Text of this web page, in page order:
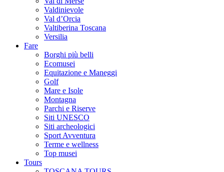
Valdinievole
Val d’Orcia
Valtiberina Toscana
Versilia
Fare
Borghi più belli
Ecomusei
Equitazione e Maneggi
Golf
Mare e Isole
Montagna
Parchi e Riserve
Siti UNESCO
Siti archeologici
Sport Avventura
Terme e wellness
Top musei
Tours